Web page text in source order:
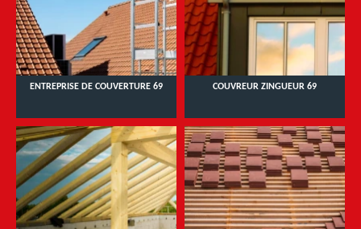
ENTREPRISE DE COUVERTURE 69 COUVREUR ZINGUEUR 69